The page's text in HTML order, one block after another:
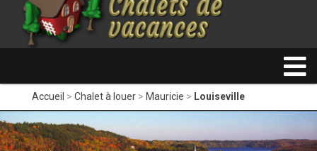
Accueil Chalet à louer Mauricie Louiseville